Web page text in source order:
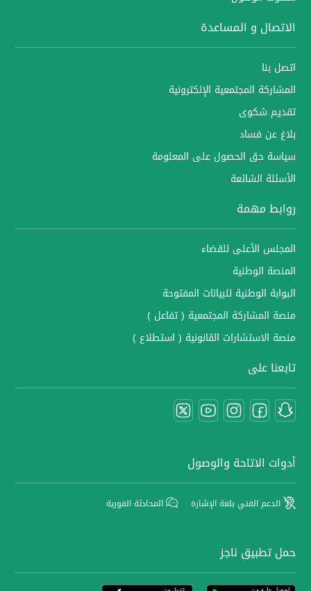
الاتصال و المساعدة
اتصل بنا
المشاركة المجتمعية الإلكترونية
تقديم شكوى
بلاغ عن فساد
سياسة حق الحصول على المعلومة
الأسئلة الشائعة
روابط مهمة
المجلس الأعلى للقضاء
المنصة الوطنية
البوابة الوطنية للبيانات المفتوحة
منصة المشاركة المجتمعية ( تفاعل )
منصة الاستشارات القانونية ( استطلاع )
تابعنا على
أدوات الاتاحة والوصول
الدعم الفني بلغة الإشارة المحادثة الفورية
حمل تطبيق ناجز